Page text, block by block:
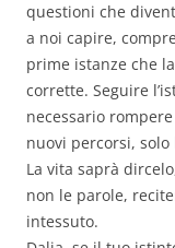
questioni che
a noi capire,
prime istanze che
corrette. Seguire
necessario
nuovi percorsi,
La vita saprà
non le parole,
intessuto.